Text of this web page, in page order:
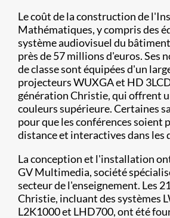
Le coût de la construction de
Mathématiques, y compris des
système audiovisuel du
près de 57 millions d'euros. Ses
de classe sont équipées d'un
projecteurs WUXGA et HD
génération Christie, qui offrent
couleurs supérieure. Certaines
pour que les conférences soient
distance et interactives dans les
La conception et l'installation
GV Multimedia, société
secteur de l'enseignement. Les
Christie, incluant des systèmes
L2K1000 et LHD700, ont été